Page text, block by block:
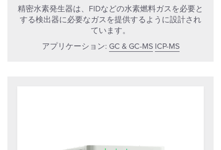
精密水素発生器は、FIDなどの水素燃料ガスを必要と
する検出器に必要なガスを提供するように設計され
ています。
アプリケーション: GC & GC-MS ICP-MS